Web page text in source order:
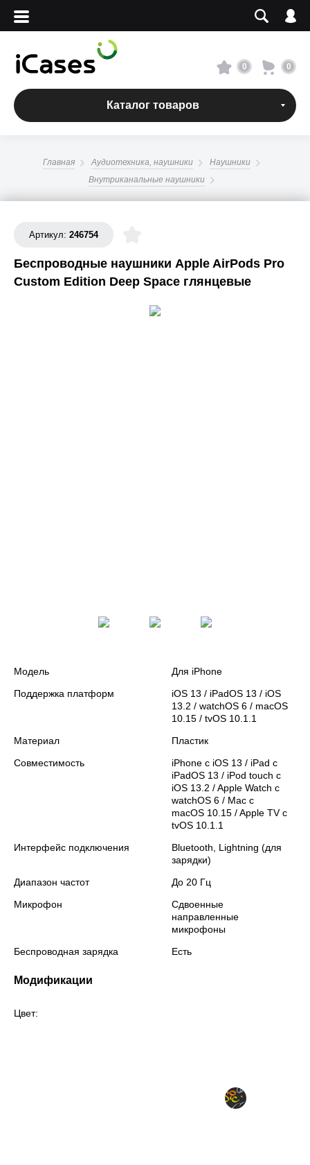
Вход
Сервисный центр
О магазине
Адреса магазинов
+7 495 960-31-54
+7 800 500-31-47
0 0
Каталог товаров
Главная Аудиотехника, наушники
Наушники
Внутриканальные наушники
Артикул: 246754
Беспроводные наушники Apple AirPods Pro
Custom Edition Deep Space глянцевые
Модель
Для iPhone
Поддержка платформ
iOS 13 / iPadOS 13 / iOS
13.2 / watchOS 6 / macOS
10.15 / tvOS 10.1.1
Материал
Пластик
Совместимость
iPhone c iOS 13 / iPad с
iPadOS 13 / iPod touch с
iOS 13.2 / Apple Watch c
watchOS 6 / Mac с
macOS 10.15 / Apple TV c
tvOS 10.1.1
Интерфейс подключения
Bluetooth, Lightning (для
зарядки)
Диапазон частот
До 20 Гц
Микрофон
Сдвоенные
направленные
микрофоны
Беспроводная зарядка
Есть
Модификации
Цвет: